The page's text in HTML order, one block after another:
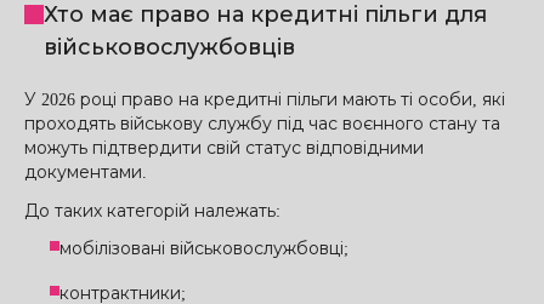
Хто має право на кредитні пільги для
військовослужбовців
У 2026 році право на кредитні пільги мають ті особи, які
проходять військову службу під час воєнного стану та
можуть підтвердити свій статус відповідними
документами.
До таких категорій належать:
мобілізовані військовослужбовці;
контрактники;